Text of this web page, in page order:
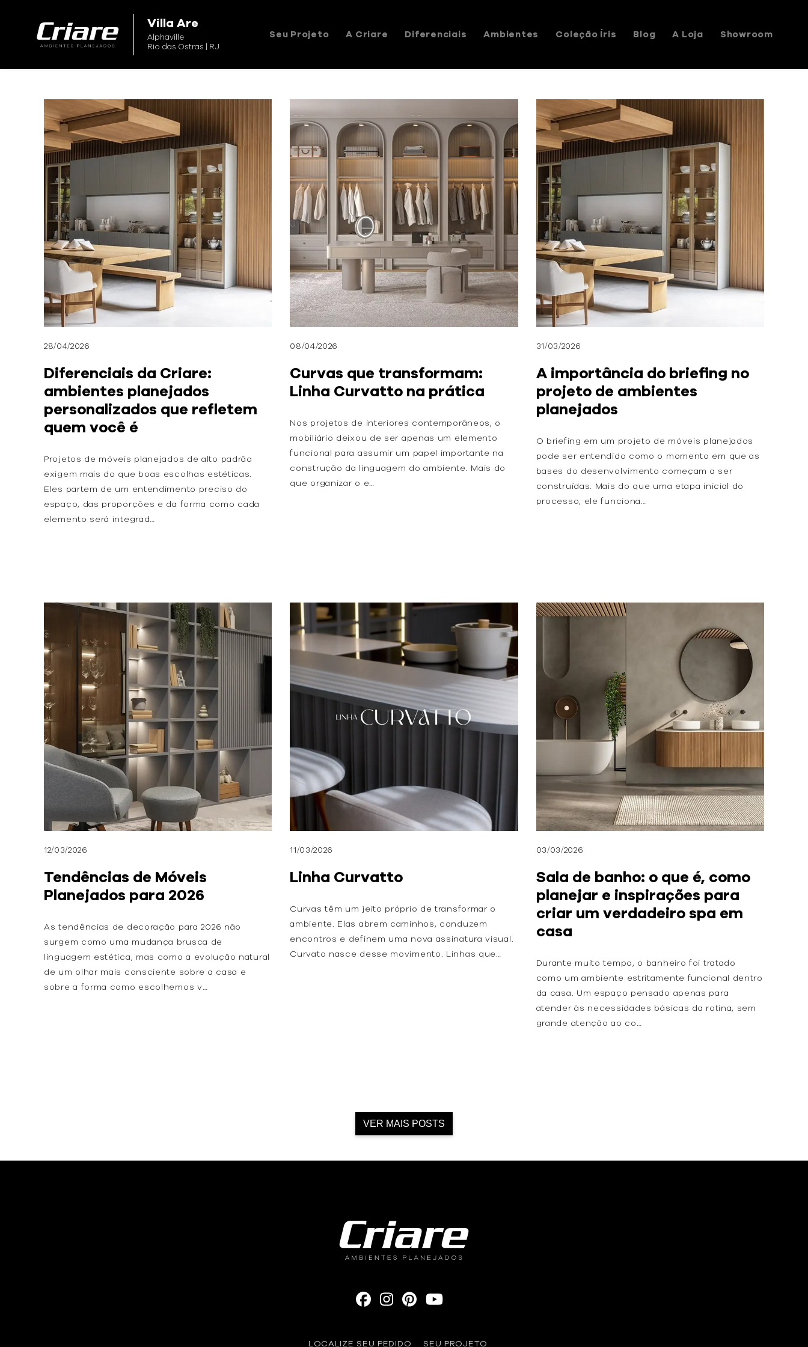
Criare
Villa Are
Alphaville
Rio das Ostras | RJ
Seu Projeto A Criare Diferenciais Ambientes Coleção Íris Blog A Loja Showroom
28/04/2026
Diferenciais da Criare:
ambientes planejados
personalizados que refletem
quem você é
Projetos de móveis planejados de alto padrão
exigem mais do que boas escolhas estéticas.
Eles partem de um entendimento preciso do
espaço, das proporções e da forma como cada
elemento será integrad…
08/04/2026
Curvas que transformam:
Linha Curvatto na prática
Nos projetos de interiores contemporâneos, o
mobiliário deixou de ser apenas um elemento
funcional para assumir um papel importante na
construção da linguagem do ambiente. Mais do
que organizar o e…
31/03/2026
A importância do briefing no
projeto de ambientes
planejados
O briefing em um projeto de móveis planejados
pode ser entendido como o momento em que as
bases do desenvolvimento começam a ser
construídas. Mais do que uma etapa inicial do
processo, ele funciona…
12/03/2026
Tendências de Móveis
Planejados para 2026
As tendências de decoração para 2026 não
surgem como uma mudança brusca de
linguagem estética, mas como a evolução natural
de um olhar mais consciente sobre a casa e
sobre a forma como escolhemos v…
11/03/2026
Linha Curvatto
Curvas têm um jeito próprio de transformar o
ambiente. Elas abrem caminhos, conduzem
encontros e definem uma nova assinatura visual.
Curvato nasce desse movimento. Linhas que…
03/03/2026
Sala de banho: o que é, como
planejar e inspirações para
criar um verdadeiro spa em
casa
Durante muito tempo, o banheiro foi tratado
como um ambiente estritamente funcional dentro
da casa. Um espaço pensado apenas para
atender às necessidades básicas da rotina, sem
grande atenção ao co…
VER MAIS POSTS
LOCALIZE SEU PEDIDO SEU PROJETO